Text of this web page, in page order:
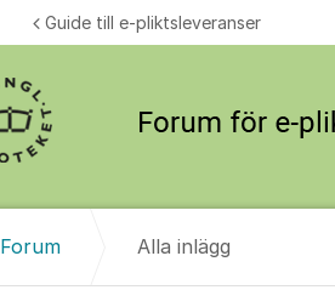
Guide till e-pliktsleveranser
Forum Alla inlägg